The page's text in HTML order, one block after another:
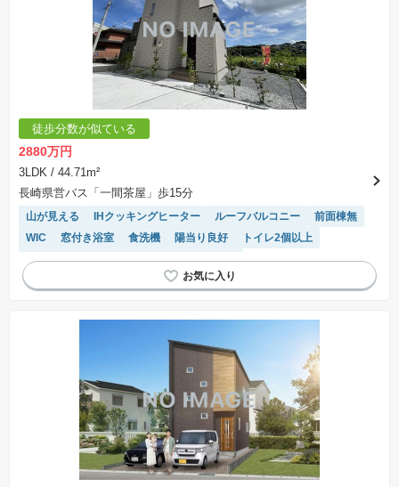
徒歩分数が似ている
2880万円
3LDK / 44.71m²
長崎県営バス「一間茶屋」歩15分
山が見える IHクッキングヒーター ルーフバルコニー
前面棟無
WIC
窓付き浴室 食洗機 陽当り良好
トイレ2個以上
オール電化
温水洗浄便座
対面キッチン
モニター付きインターホン